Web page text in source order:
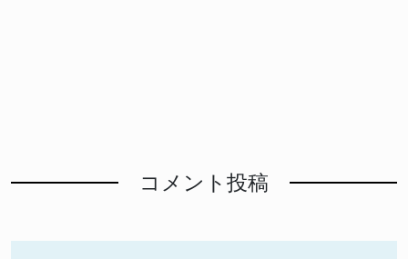
コメント投稿